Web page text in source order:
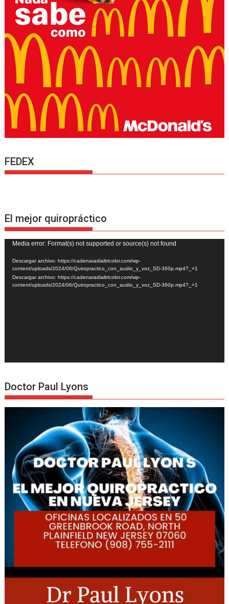
FEDEX
El mejor quiropráctico
Reproductor
de
vídeo
Media error: Format(s) not supported or source(s) not found
Descargar archivo: https://cadenaradialtricolor.com/wp-
content/uploads/2024/06/Quiropractico_con_audio_y_voz_SD-360p.mp4?_=1
Descargar archivo: https://cadenaradialtricolor.com/wp-
content/uploads/2024/06/Quiropractico_con_audio_y_voz_SD-360p.mp4?_=1
Doctor Paul Lyons